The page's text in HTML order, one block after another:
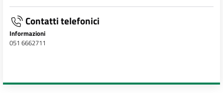
Contatti telefonici
Informazioni
051 6662711